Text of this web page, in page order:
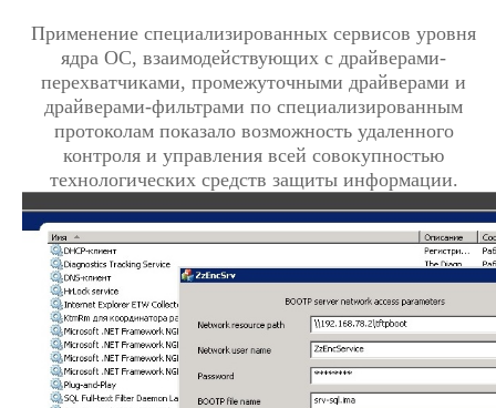
Применение специализированных сервисов уровня
ядра ОС, взаимодействующих с драйверами-
перехватчиками, промежуточными драйверами и
драйверами-фильтрами по специализированным
протоколам показало возможность удаленного
контроля и управления всей совокупностью
технологических средств защиты информации.